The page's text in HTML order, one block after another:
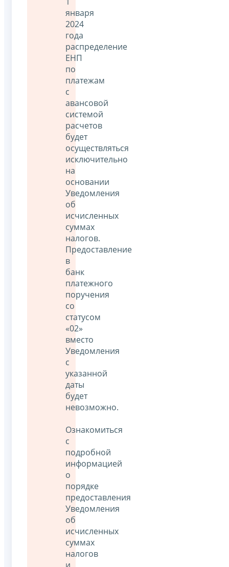
января
2024
года
распределение
ЕНП
по
платежам
с
авансовой
системой
расчетов
будет
осуществляться
исключительно
на
основании
Уведомления
об
исчисленных
суммах
налогов.
Предоставление
в
банк
платежного
поручения
со
статусом
«02»
вместо
Уведомления
с
указанной
даты
будет
невозможно.
Ознакомиться
с
подробной
информацией
о
порядке
предоставления
Уведомления
об
исчисленных
суммах
налогов